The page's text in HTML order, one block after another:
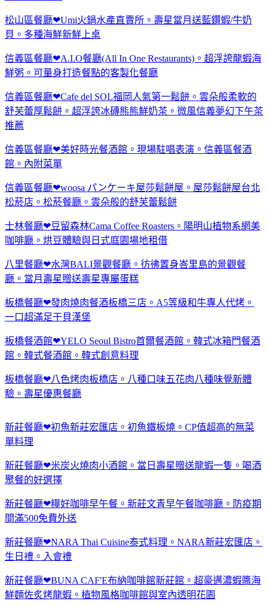
松山區餐廳❤Umi火鍋水產直賣所。壽星當月送藍鑽蝦/牛奶
貝。多種海鮮新鮮上桌
信義區餐廳❤A.I.O餐廳(All In One Restaurants)。超浮誇龍蝦海
鮮粥。可量身打造餐點的客製化餐廳
信義區餐廳❤Cafe del SOL福岡人氣第一鬆餅。雲朵般柔軟的
舒芙蕾厚鬆餅。超浮誇冰磚熊熊鮮奶茶。微風信義夢幻下午茶
推薦
信義區餐廳❤美好時光餐酒館。現場駐唱表演。信義區餐酒
館。內附菜單
信義區餐廳❤woosa パンケーキ屋莎鬆餅屋。屋莎鬆餅屋台北
松菸店。松菸餐廳。雲朵般的舒芙蕾鬆餅
士林餐廳❤豆留森林Cama Coffee Roasters。陽明山植物系網美
咖啡廳。烘豆體驗與日式庭園場地租借
八里餐廳❤水灣BALI景觀餐廳。彷彿置身峇里島的景觀餐
廳。當月壽星贈送壽星專屬蛋糕
板橋餐廳❤發肉燒肉餐酒板橋三店。A5等級和牛專人代烤。
一口超滿足干貝漢堡
板橋餐酒館❤YELO Seoul Bistro首爾餐酒館。韓式冰箱門餐酒
館。韓式餐酒館。韓式創意料理
板橋餐廳❤八色烤肉板橋店。八種口味五花肉八種味覺新體
驗。壽星優惠餐廳
新莊餐廳❤初魚新莊宏匯店。初魚鐵板燒。CP值超高的無菜
單料理
新莊餐廳❤米炭火燒肉小酒館。當日壽星贈送龍蝦一隻。喝酒
聚餐的好選擇
新莊餐廳❤糧好咖啡早午餐。新莊文青早午餐咖啡廳。防疫期
間滿500免費外送
新莊餐廳❤NARA Thai Cuisine泰式料理。NARA新莊宏匯店。
生日禮。入會禮
新莊餐廳❤BUNA CAF'E布納咖啡館新莊館。超豪邁濃蝦醬海
鮮麵佐炙烤龍蝦。植物風格咖啡館與室內透明花園